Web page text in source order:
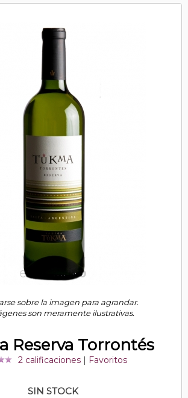
sobre la imagen para agrandar.
son meramente ilustrativas.
Reserva Torrontés
2 calificaciones| Favoritos
SIN STOCK